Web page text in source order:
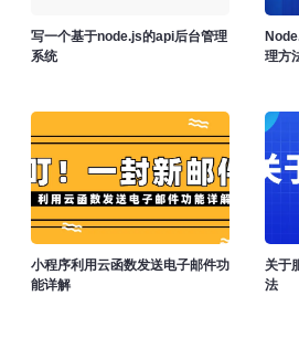
写一个基于node.js的api后台管理
系统
理方
小程序利用云函数发送电子邮件功
能详解
关于
法